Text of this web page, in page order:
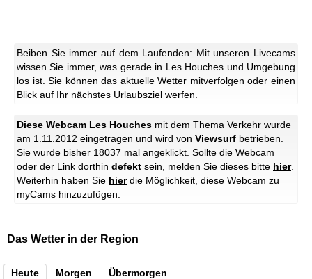
Beiben Sie immer auf dem Laufenden: Mit unseren Livecams
wissen Sie immer, was gerade in Les Houches und Umgebung
los ist. Sie können das aktuelle Wetter mitverfolgen oder einen
Blick auf Ihr nächstes Urlaubsziel werfen.
Diese Webcam Les Houches mit dem Thema Verkehr wurde
am 1.11.2012 eingetragen und wird von Viewsurf betrieben.
Sie wurde bisher 18037 mal angeklickt. Sollte die Webcam
oder der Link dorthin defekt sein, melden Sie dieses bitte hier.
Weiterhin haben Sie hierdie Möglichkeit, diese Webcam zu
myCams hinzuzufügen.
Das Wetter in der Region
Heute Morgen Übermorgen